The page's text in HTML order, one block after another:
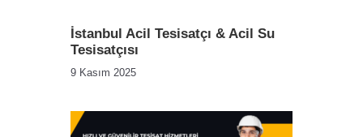
İstanbul Acil Tesisatçı & Acil Su
Tesisatçısı
9 Kasım 2025